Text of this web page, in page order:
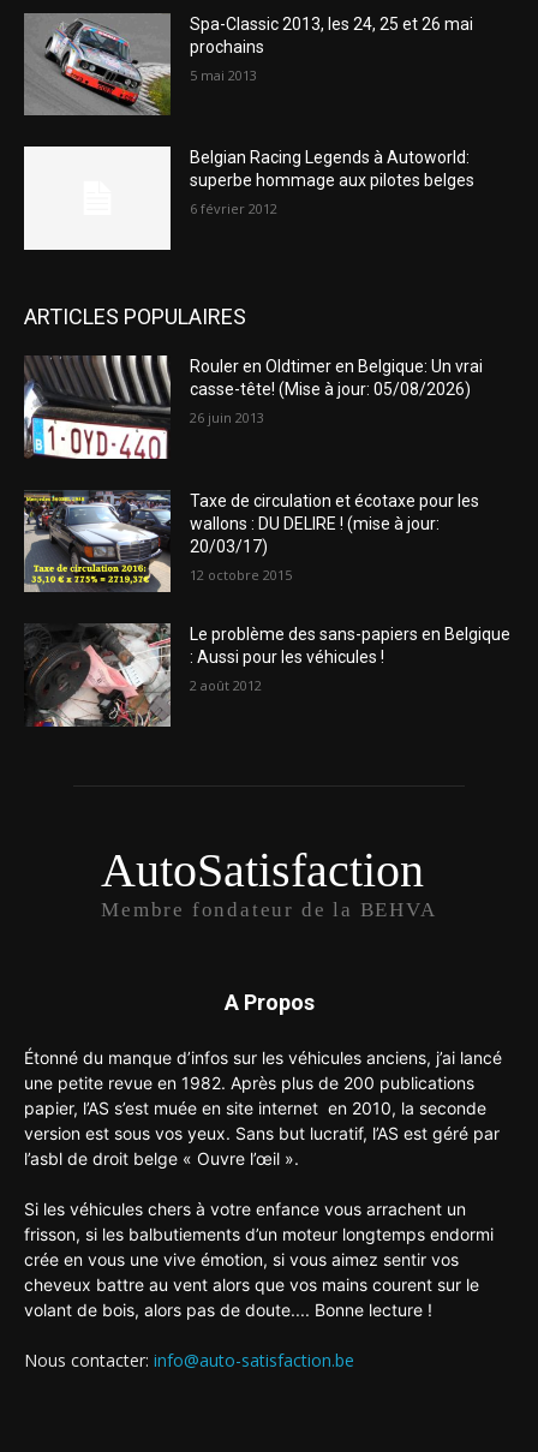
Spa-Classic 2013, les 24, 25 et 26 mai
prochains
5 mai 2013
Belgian Racing Legends à Autoworld:
superbe hommage aux pilotes belges
6 février 2012
ARTICLES POPULAIRES
Rouler en Oldtimer en Belgique: Un vrai
casse-tête! (Mise à jour: 05/08/2026)
26 juin 2013
Taxe de circulation et écotaxe pour les
wallons : DU DELIRE ! (mise à jour:
20/03/17)
12 octobre 2015
Le problème des sans-papiers en Belgique
: Aussi pour les véhicules !
2 août 2012
AutoSatisfaction
Membre fondateur de la BEHVA
A Propos
Étonné du manque d’infos sur les véhicules anciens, j’ai lancé
une petite revue en 1982. Après plus de 200 publications
papier, l’AS s’est muée en site internet en 2010, la seconde
version est sous vos yeux. Sans but lucratif, l’AS est géré par
l’asbl de droit belge « Ouvre l’œil ».
Si les véhicules chers à votre enfance vous arrachent un
frisson, si les balbutiements d’un moteur longtemps endormi
crée en vous une vive émotion, si vous aimez sentir vos
cheveux battre au vent alors que vos mains courent sur le
volant de bois, alors pas de doute.... Bonne lecture !
Nous contacter: info@auto-satisfaction.be